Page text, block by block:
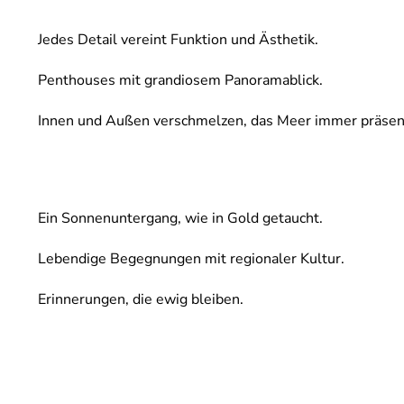
Jedes Detail vereint Funktion und Ästhetik.
Penthouses mit grandiosem Panoramablick.
Innen und Außen verschmelzen, das Meer immer
Ein Sonnenuntergang, wie in Gold getaucht.
Lebendige Begegnungen mit regionaler Kultur.
Erinnerungen, die ewig bleiben.